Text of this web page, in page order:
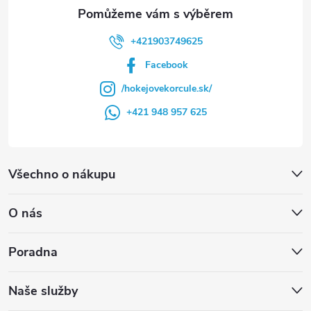
Všechno o nákupu
O nás
Poradna
Naše služby
+421903749625
Facebook
/hokejovekorcule.sk/
+421 948 957 625